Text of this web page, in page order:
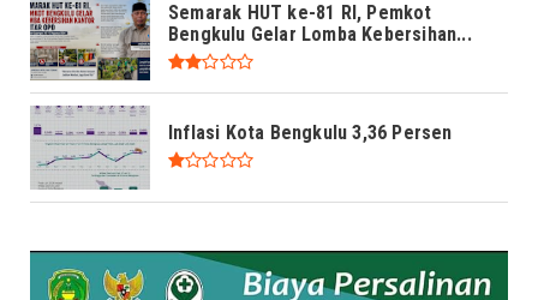
Semarak HUT ke-81 RI, Pemkot
Bengkulu Gelar Lomba Kebersihan...
Inflasi Kota Bengkulu 3,36 Persen